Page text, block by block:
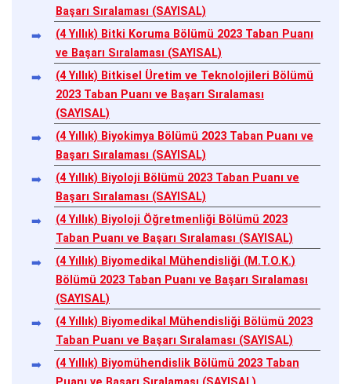
Başarı Sıralaması (SAYISAL)
(4 Yıllık) Bitki Koruma Bölümü 2023 Taban Puanı
ve Başarı Sıralaması (SAYISAL)
(4 Yıllık) Bitkisel Üretim ve Teknolojileri Bölümü
2023 Taban Puanı ve Başarı Sıralaması
(SAYISAL)
(4 Yıllık) Biyokimya Bölümü 2023 Taban Puanı ve
Başarı Sıralaması (SAYISAL)
(4 Yıllık) Biyoloji Bölümü 2023 Taban Puanı ve
Başarı Sıralaması (SAYISAL)
(4 Yıllık) Biyoloji Öğretmenliği Bölümü 2023
Taban Puanı ve Başarı Sıralaması (SAYISAL)
(4 Yıllık) Biyomedikal Mühendisliği (M.T.O.K.)
Bölümü 2023 Taban Puanı ve Başarı Sıralaması
(SAYISAL)
(4 Yıllık) Biyomedikal Mühendisliği Bölümü 2023
Taban Puanı ve Başarı Sıralaması (SAYISAL)
(4 Yıllık) Biyomühendislik Bölümü 2023 Taban